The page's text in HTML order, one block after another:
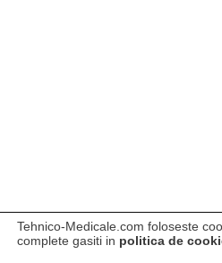
Tehnico-Medicale.com foloseste
complete gasiti in politica de